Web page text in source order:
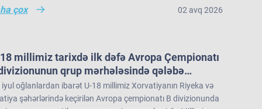
İslandiya seçməsinə 73:91 hesabı ilə məğlub olub və
çempionatı B divizionunu 22 komanda arasında 16-cı
çox 02 avq 2026
millimiz tarixdə ilk dəfə Avropa Çempionatı
qrup mərhələsində qələbə
iyul oğlanlardan ibarət U-18 millimiz Xorvatiyanın Riyeka və
şəhərlərində keçirilən Avropa çempionatı B divizionunda